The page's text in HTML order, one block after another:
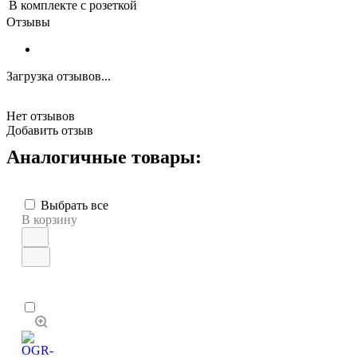
В комплекте с розеткой
Отзывы
Загрузка отзывов...
Нет отзывов
Добавить отзыв
Аналогичные товары:
Выбрать все
В корзину